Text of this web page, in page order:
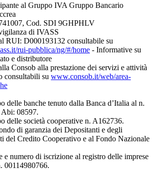
al Gruppo IVA Gruppo Bancario
Cod. SDI 9GHPHLV
di IVASS
RUI: D000193132 consultabile su
rui-pubblica/ng/#/home - Informative su
e distributore
Consob alla prestazione dei servizi e attività
consultabili su www.consob.it/web/area-
delle banche tenuto dalla Banca d’Italia al n.
08597.
delle società cooperative n. A162736.
di garanzia dei Depositanti e degli
del Credito Cooperativo e al Fondo Nazionale
e numero di iscrizione al registro delle imprese
00114980766.